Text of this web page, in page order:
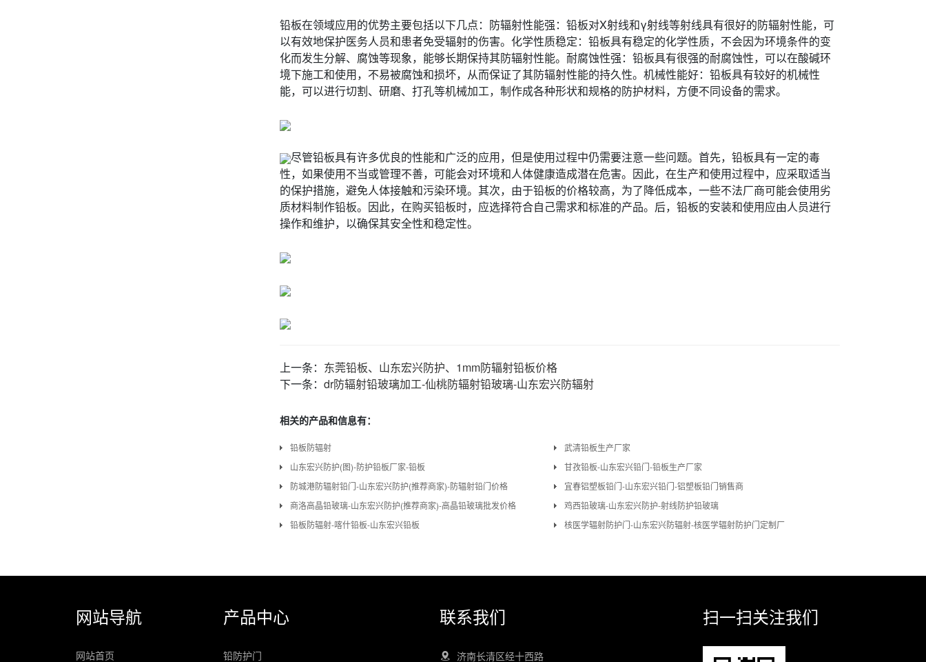
铅板在领域应用的优势主要包括以下几点：防辐射性能强：铅板对X射线和γ射线等射线具有很好的防辐射性能，可
以有效地保护医务人员和患者免受辐射的伤害。化学性质稳定：铅板具有稳定的化学性质，不会因为环境条件的变
化而发生分解、腐蚀等现象，能够长期保持其防辐射性能。耐腐蚀性强：铅板具有很强的耐腐蚀性，可以在酸碱环
境下施工和使用，不易被腐蚀和损坏，从而保证了其防辐射性能的持久性。机械性能好：铅板具有较好的机械性
能，可以进行切割、研磨、打孔等机械加工，制作成各种形状和规格的防护材料，方便不同设备的需求。
尽管铅板具有许多优良的性能和广泛的应用，但是使用过程中仍需要注意一些问题。首先，铅板具有一定的毒
性，如果使用不当或管理不善，可能会对环境和人体健康造成潜在危害。因此，在生产和使用过程中，应采取适当
的保护措施，避免人体接触和污染环境。其次，由于铅板的价格较高，为了降低成本，一些不法厂商可能会使用劣
质材料制作铅板。因此，在购买铅板时，应选择符合自己需求和标准的产品。后，铅板的安装和使用应由人员进行
操作和维护，以确保其安全性和稳定性。
上一条： 东莞铅板、山东宏兴防护、1mm防辐射铅板价格
下一条： dr防辐射铅玻璃加工-仙桃防辐射铅玻璃-山东宏兴防辐射
相关的产品和信息有：
铅板防辐射
武清铅板生产厂家
山东宏兴防护(图)-防护铅板厂家-铅板
甘孜铅板-山东宏兴铅门-铅板生产厂家
防城港防辐射铅门-山东宏兴防护(推荐商家)-防辐射铅门价格
宜春铝塑板铅门-山东宏兴铅门-铝塑板铅门销售商
商洛高晶铅玻璃-山东宏兴防护(推荐商家)-高晶铅玻璃批发价格
鸡西铅玻璃-山东宏兴防护-射线防护铅玻璃
铅板防辐射-喀什铅板-山东宏兴铅板
核医学辐射防护门-山东宏兴防辐射-核医学辐射防护门定制厂
网站导航
网站首页
产品中心
铅防护门
联系我们
济南长清区经十西路
扫一扫关注我们